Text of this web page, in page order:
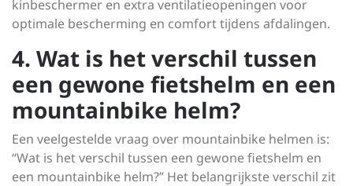
kinbeschermer en extra ventilatieopeningen voor
optimale bescherming en comfort tijdens afdalingen.
4. Wat is het verschil tussen
een gewone fietshelm en een
mountainbike helm?
Een veelgestelde vraag over mountainbike helmen is:
“Wat is het verschil tussen een gewone fietshelm en
een mountainbike helm?” Het belangrijkste verschil zit